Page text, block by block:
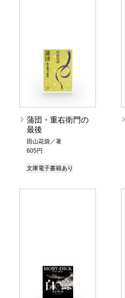
蒲団・重右衛門の
最後
田山花袋／著
605円
文庫電子書籍あり